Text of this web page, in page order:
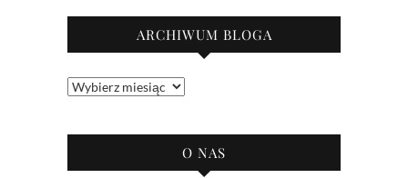
ARCHIWUM BLOGA
Archiwum
O NAS